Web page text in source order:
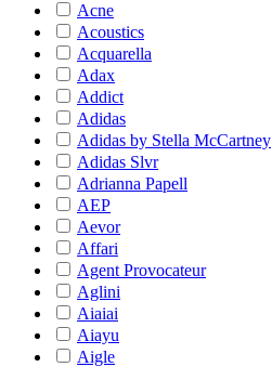
Acne
Acoustics
Acquarella
Adax
Addict
Adidas
Adidas by Stella McCartney
Adidas Slvr
Adrianna Papell
AEP
Aevor
Affari
Agent Provocateur
Aglini
Aiaiai
Aiayu
Aigle